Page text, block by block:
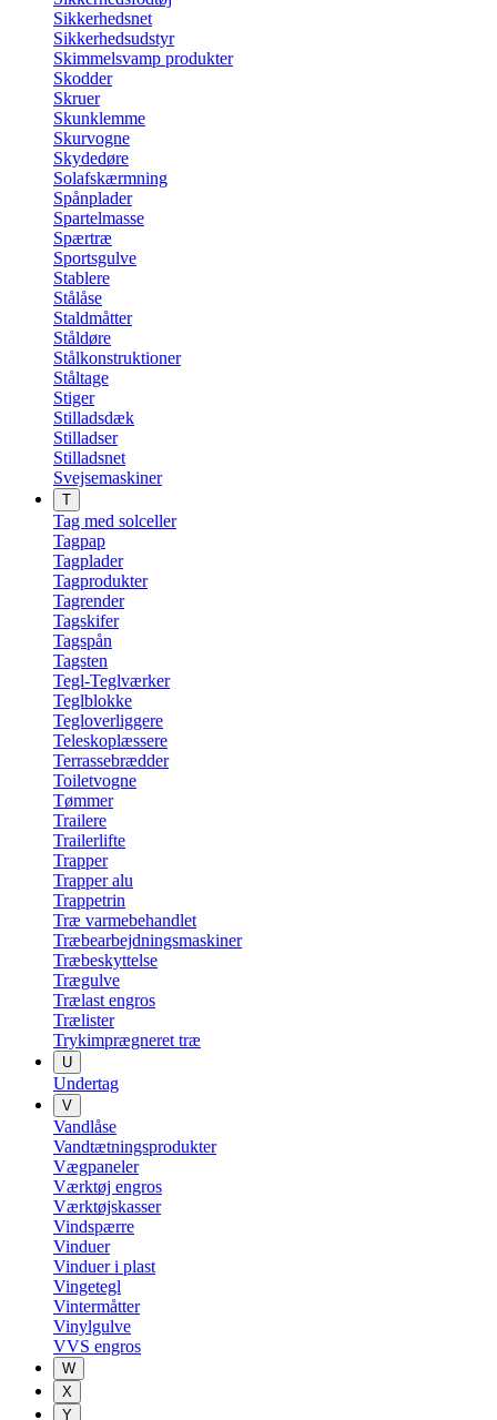
Sikkerhedsnet
Sikkerhedsudstyr
Skimmelsvamp produkter
Skodder
Skruer
Skunklemme
Skurvogne
Skydedøre
Solafskærmning
Spånplader
Spartelmasse
Spærtræ
Sportsgulve
Stablere
Stålåse
Staldmåtter
Ståldøre
Stålkonstruktioner
Ståltage
Stiger
Stilladsdæk
Stilladser
Stilladsnet
Svejsemaskiner
T
Tag med solceller
Tagpap
Tagplader
Tagprodukter
Tagrender
Tagskifer
Tagspån
Tagsten
Tegl-Teglværker
Teglblokke
Tegloverliggere
Teleskoplæssere
Terrassebrædder
Toiletvogne
Tømmer
Trailere
Trailerlifte
Trapper
Trapper alu
Trappetrin
Træ varmebehandlet
Træbearbejdningsmaskiner
Træbeskyttelse
Trægulve
Trælast engros
Trælister
Trykimprægneret træ
U
Undertag
V
Vandlåse
Vandtætningsprodukter
Vægpaneler
Værktøj engros
Værktøjskasser
Vindspærre
Vinduer
Vinduer i plast
Vingetegl
Vintermåtter
Vinylgulve
VVS engros
W
X
Y